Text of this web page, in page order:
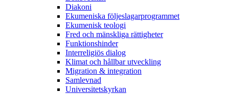
Diakoni
Ekumeniska följeslagarprogrammet
Ekumenisk teologi
Fred och mänskliga rättigheter
Funktionshinder
Interreligiös dialog
Klimat och hållbar utveckling
Migration & integration
Samlevnad
Universitetskyrkan